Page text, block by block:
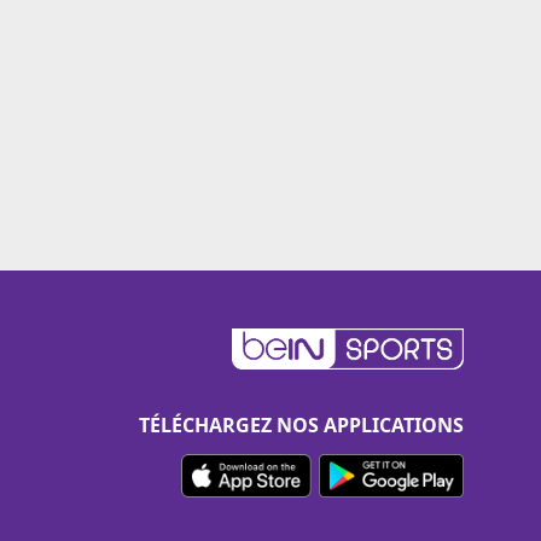
TÉLÉCHARGEZ NOS APPLICATIONS